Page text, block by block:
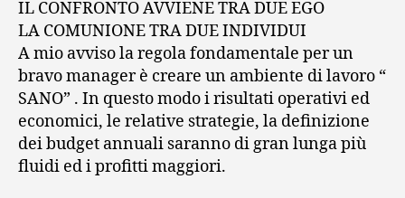
IL CONFRONTO AVVIENE TRA DUE EGO
LA COMUNIONE TRA DUE INDIVIDUI
A mio avviso la regola fondamentale per un
bravo manager è creare un ambiente di lavoro “
SANO” . In questo modo i risultati operativi ed
economici, le relative strategie, la definizione
dei budget annuali saranno di gran lunga più
fluidi ed i profitti maggiori.